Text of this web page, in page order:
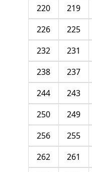
219
220
225
226
231
232
237
238
243
244
249
250
255
256
261
262